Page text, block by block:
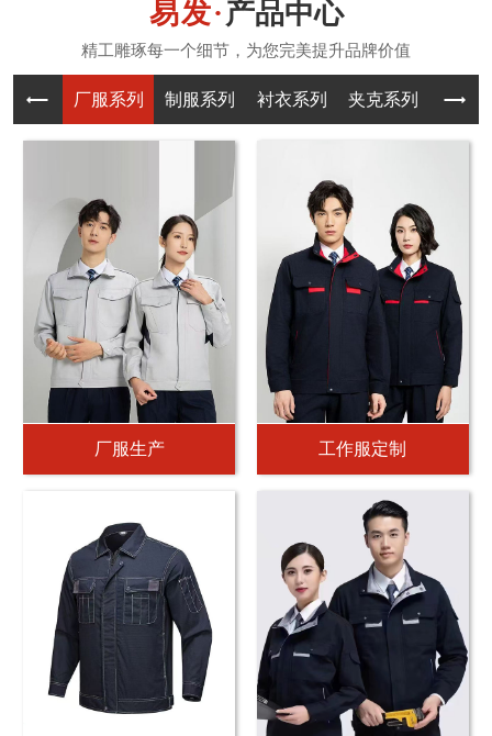
产品中心
厂服系列 制服系列 衬衣系列 夹克系列 T恤
厂服生产 工作服定制